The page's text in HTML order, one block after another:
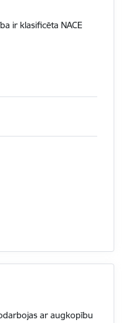
ir klasificēta NACE
ar augkopību